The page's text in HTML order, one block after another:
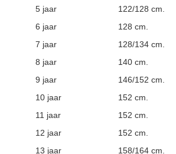
5 jaar
122/128 cm.
6 jaar
128 cm.
7 jaar
128/134 cm.
8 jaar
140 cm.
9 jaar
146/152 cm.
10 jaar
152 cm.
11 jaar
152 cm.
12 jaar
152 cm.
13 jaar
158/164 cm.